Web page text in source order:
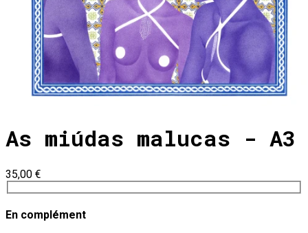
As miúdas malucas - A3
35,00 €
En complément